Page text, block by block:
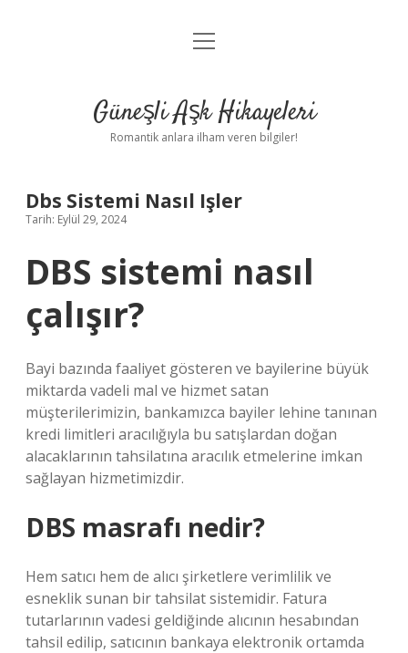
Anasayfa
Yasal Uyarı
menüyü
Güneşli Aşk Hikayeleri
Romantik anlara ilham veren bilgiler!
Dbs Sistemi Nasıl Işler
Tarih: Eylül 29, 2024
DBS sistemi nasıl
çalışır?
Bayi bazında faaliyet gösteren ve bayilerine büyük
miktarda vadeli mal ve hizmet satan
müşterilerimizin, bankamızca bayiler lehine tanınan
kredi limitleri aracılığıyla bu satışlardan doğan
alacaklarının tahsilatına aracılık etmelerine imkan
sağlayan hizmetimizdir.
DBS masrafı nedir?
Hem satıcı hem de alıcı şirketlere verimlilik ve
esneklik sunan bir tahsilat sistemidir. Fatura
tutarlarının vadesi geldiğinde alıcının hesabından
tahsil edilip, satıcının bankaya elektronik ortamda